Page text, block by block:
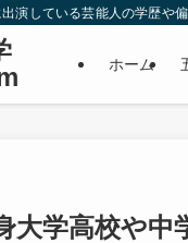
演している芸能人の学歴
ホーム
学高校や中